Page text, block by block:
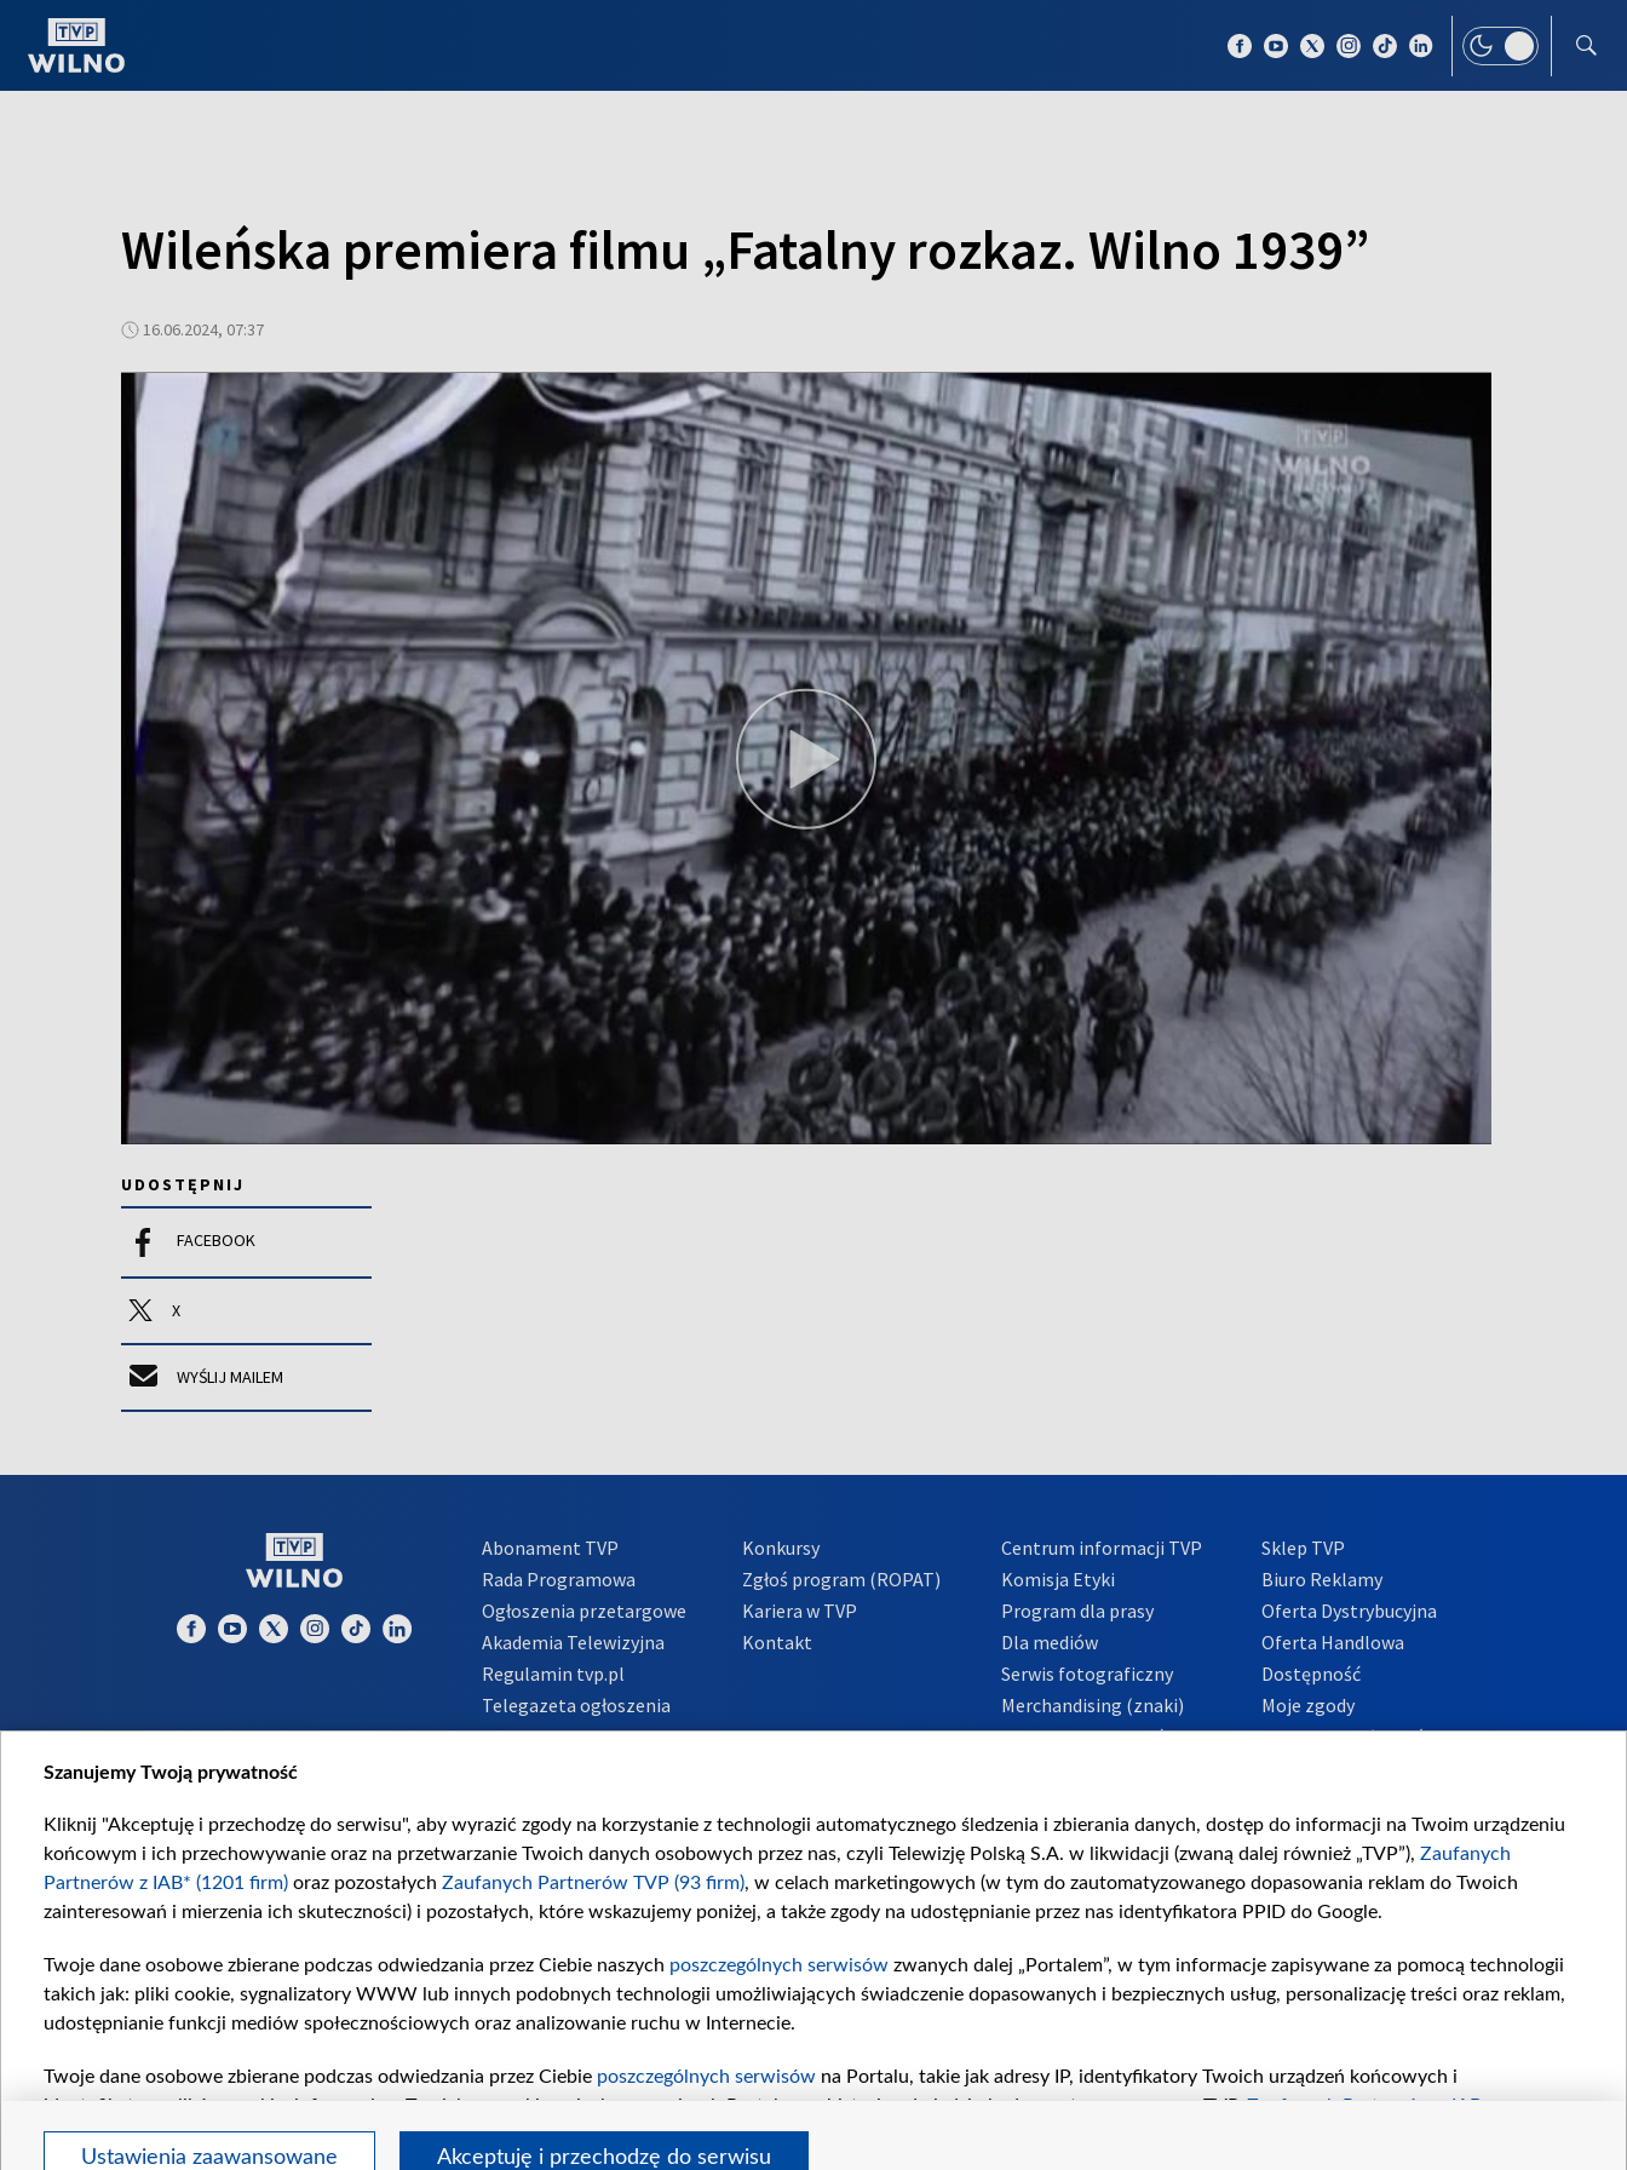
Wileńska premiera filmu „Fatalny rozkaz. Wilno 1939”
16.06.2024, 07:37
UDOSTĘPNIJ
FACEBOOK
X
WYŚLIJ MAILEM
Abonament TVP
Rada Programowa
Ogłoszenia przetargowe
Akademia Telewizyjna
Regulamin tvp.pl
Telegazeta ogłoszenia
Informacje o nadawcy
Konkursy
Zgłoś program (ROPAT)
Kariera w TVP
Kontakt
Centrum informacji TVP
Komisja Etyki
Program dla prasy
Dla mediów
Serwis fotograficzny
Merchandising (znaki)
Polityka Prywatności
Sklep TVP
Biuro Reklamy
Oferta Dystrybucyjna
Oferta Handlowa
Dostępność
Moje zgody
Procedura zgłoszeń
Szanujemy Twoją prywatność
Kliknij "Akceptuję i przechodzę do serwisu", aby wyrazić zgody na korzystanie z technologii automatycznego śledzenia i zbierania danych, dostęp do informacji na Twoim urządzeniu
końcowym i ich przechowywanie oraz na przetwarzanie Twoich danych osobowych przez nas, czyli Telewizję Polską S.A. w likwidacji (zwaną dalej również „TVP”), Zaufanych
Partnerów z IAB* (1201 firm) oraz pozostałych Zaufanych Partnerów TVP (93 firm), w celach marketingowych (w tym do zautomatyzowanego dopasowania reklam do Twoich
zainteresowań i mierzenia ich skuteczności) i pozostałych, które wskazujemy poniżej, a także zgody na udostępnianie przez nas identyfikatora PPID do Google.
Twoje dane osobowe zbierane podczas odwiedzania przez Ciebie naszych poszczególnych serwisów zwanych dalej „Portalem”, w tym informacje zapisywane za pomocą technologii
takich jak: pliki cookie, sygnalizatory WWW lub innych podobnych technologii umożliwiających świadczenie dopasowanych i bezpiecznych usług, personalizację treści oraz reklam,
udostępnianie funkcji mediów społecznościowych oraz analizowanie ruchu w Internecie.
Twoje dane osobowe zbierane podczas odwiedzania przez Ciebie poszczególnych serwisów na Portalu, takie jak adresy IP, identyfikatory Twoich urządzeń końcowych i
identyfikatory plików cookie, informacje o Twoich wyszukiwaniach w serwisach Portalu czy historia odwiedzin będą przetwarzane przez TVP, Zaufanych Partnerów z IAB
pozostałychZaufanych Partnerów TVP
dla realizacji następujących celów i funkcji: przechowywania informacji na urządzeniu lub dostęp do nich, wyboru podstawowych reklam,
wyboru spersonalizowanych reklam, tworzenia profilu spersonalizowanych reklam, tworzenia profilu spersonalizowanych treści, wyboru spersonalizowanych treści, pomiaru
Ustawienia zaawansowane Akceptuję i przechodzę do serwisu